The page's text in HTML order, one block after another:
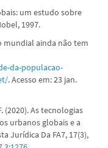
um estudo sobre
1997.
mundial ainda não tem
da-populacao-
. Acesso em: 23 jan.
(2020). As tecnologias
urbanos globais e a
Jurídica Da FA7, 17(3),